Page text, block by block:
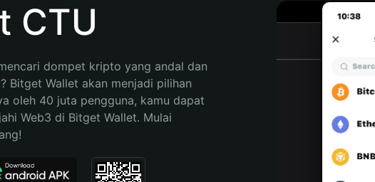
CTU
dompet kripto yang andal dan
Bitget Wallet akan menjadi pilihan
oleh 40 juta pengguna, kamu dapat
Web3 di Bitget Wallet. Mulai